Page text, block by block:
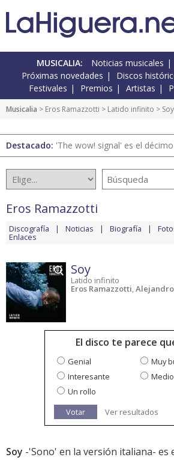
MUSICALIA: Noticias musicales
Próximas novedades
Discos
Festivales
Premios Artistas
Musicalia > Eros Ramazzotti > Latido infinito > Soy
Destacado: 'The wow! signal' es el
Eros Ramazzotti
Discografía Noticias Biografía
Enlaces
Soy
Latido infinito
Eros Ramazzotti,Alejandro
El disco te parece
Genial
Muy
Interesante
Un rollo
Votar
Ver resultados
Soy -'Sono' en la versión italiana- es